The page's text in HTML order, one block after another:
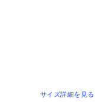
サイズ詳細を見る